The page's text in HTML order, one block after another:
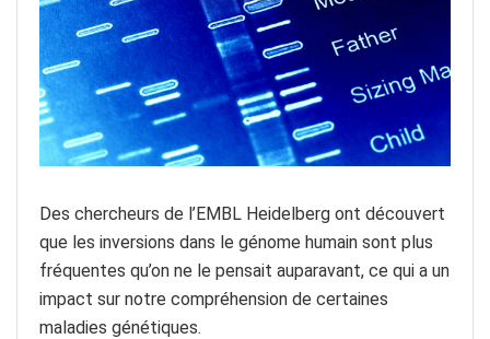
Des chercheurs de l’EMBL Heidelberg ont découvert
que les inversions dans le génome humain sont plus
fréquentes qu’on ne le pensait auparavant, ce qui a un
impact sur notre compréhension de certaines
maladies génétiques.